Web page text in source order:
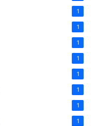
1
1
1
1
1
1
1
1